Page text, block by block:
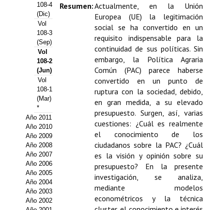
Equipo Editorial
Leer revista ITEA
Directrices para autores/as
Políticas Editoriales
Propuesta Volumen Especial
Sello Calidad FECYT
Premio Prensa Agraria
Buscador de Artículos
JORNADAS AIDA
Presentación Jornadas
108-4
(Dic)
Vol
108-3
(Sep)
Vol
108-2
(Jun)
Vol
108-1
(Mar)
*
Año 2011
Año 2010
Año 2009
Año 2008
Año 2007
Año 2006
Año 2005
Año 2004
Año 2003
Año 2002
Resumen:Actualmente, en la Unión
Europea (UE) la legitimación
social se ha convertido en un
requisito indispensable para la
continuidad de sus políticas. Sin
embargo, la Política Agraria
Común (PAC) parece haberse
convertido en un punto de
ruptura con la sociedad, debido,
en gran medida, a su elevado
presupuesto. Surgen, así, varias
cuestiones: ¿Cuál es realmente
el conocimiento de los
ciudadanos sobre la PAC? ¿Cuál
es la visión y opinión sobre su
presupuesto? En la presente
investigación, se analiza,
mediante modelos
econométricos y la técnica